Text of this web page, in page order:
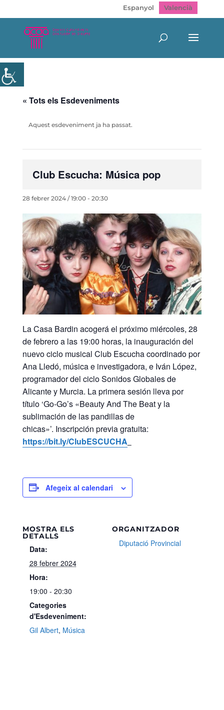
Espanyol Valencià
« Tots els Esdeveniments
Aquest esdeveniment ja ha passat.
Club Escucha: Música pop
28 febrer 2024 / 19:00- 20:30
La Casa Bardin acogerá el próximo miércoles, 28
de febrero a las 19:00 horas, la inauguración del
nuevo ciclo musical Club Escucha coordinado por
Ana Lledó, música e investigadora, e Iván López,
programador del ciclo Sonidos Globales de
Alicante y Murcia. La primera sesión lleva por
título ‘Go-Go’s «Beauty And The Beat y la
sublimación de las pandillas de
chicas»’. Inscripción previa gratuita:
https://bit.ly/ClubESCUCHA
Afegeix al calendari
MOSTRA ELS
DETALLS
Data:
28 febrer 2024
Hora:
19:00 - 20:30
Categories
d'Esdeveniment:
Gil Albert, Música
ORGANITZADOR
Diputació Provincial